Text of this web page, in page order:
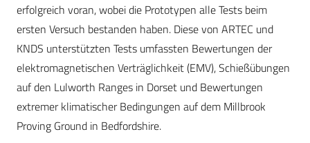
erfolgreich voran, wobei die Prototypen alle Tests beim
ersten Versuch bestanden haben. Diese von ARTEC und
KNDS unterstützten Tests umfassten Bewertungen der
elektromagnetischen Verträglichkeit (EMV), Schießübungen
auf den Lulworth Ranges in Dorset und Bewertungen
extremer klimatischer Bedingungen auf dem Millbrook
Proving Ground in Bedfordshire.